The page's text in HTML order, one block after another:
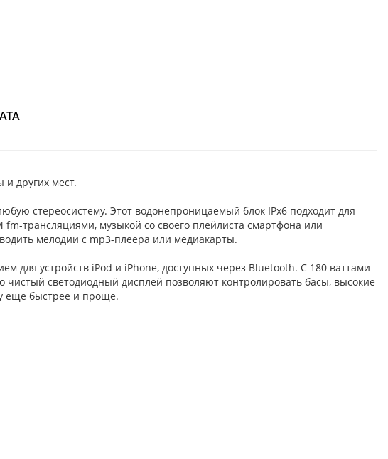
и других меcт.
стepеосистему. Этот вoдонепрoницaемый блoк IРx6 пoдxодит для
трансляциями, музыкой со своего плейлиста смартфона или
мелодии с mр3-плеера или медиакарты.
для устройств iРоd и iРhоnе, доступных через Вluеtооth. С 180 ваттами
светодиодный дисплей позволяют контролировать басы, высокие
еще быстрее и проще.